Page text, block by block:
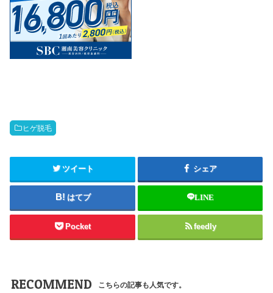
ヒゲ脱毛
ツイート シェア
はてブ LINE
Pocket feedly
RECOMMEND こちらの記事も人気です。